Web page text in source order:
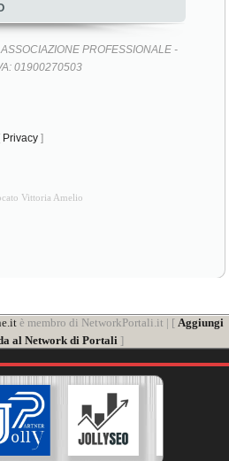
PROFESSIONALE -
01900270503
Privacy ]
Vittoria Amelio
è membro di NetworkPortali.it | [ Aggiungi
al Network di Portali ]